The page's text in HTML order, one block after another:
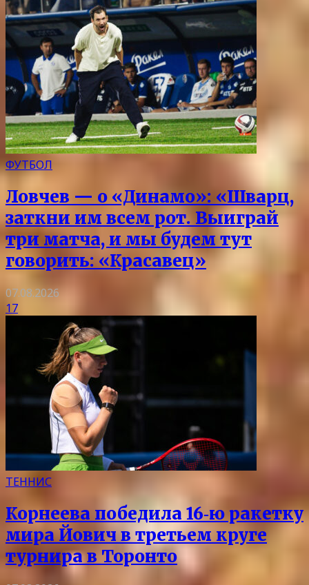
ФУТБОЛ
Ловчев — о «Динамо»: «Шварц,
заткни им всем рот. Выиграй
три матча, и мы будем тут
говорить: «Красавец»
07.08.2026
17
ТЕННИС
Корнеева победила 16‑ю ракетку
мира Йович в третьем круге
турнира в Торонто